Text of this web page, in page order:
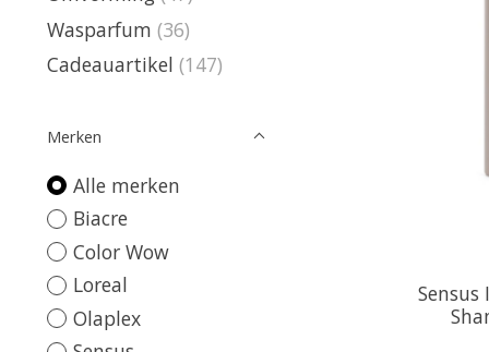
Wasparfum (36)
Cadeauartikel (147)
Merken
Alle merken
Biacre
Color Wow
Loreal
Olaplex